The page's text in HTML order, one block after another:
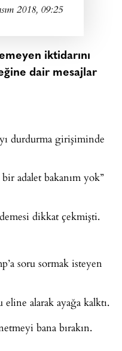
2018, 09:25
iktidarını
dair mesajlar
durdurma girişiminde
adalet bakanım yok”
dikkat çekmişti.
soru sormak isteyen
alarak ayağa kalktı.
bana bırakın.